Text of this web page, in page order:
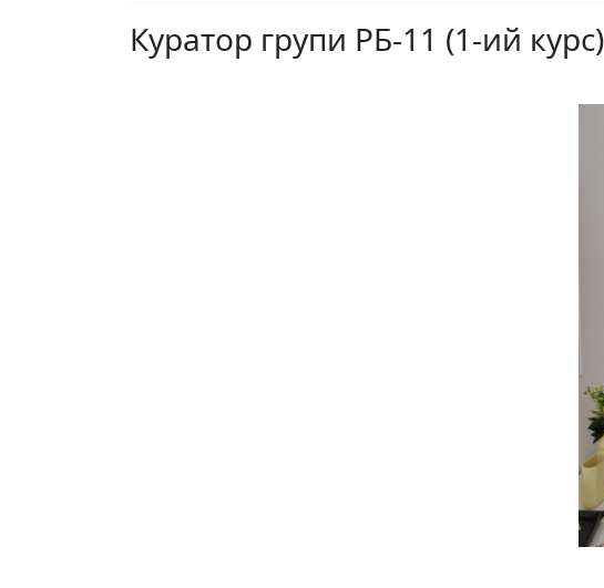
Куратор групи РБ-11 (1-ий